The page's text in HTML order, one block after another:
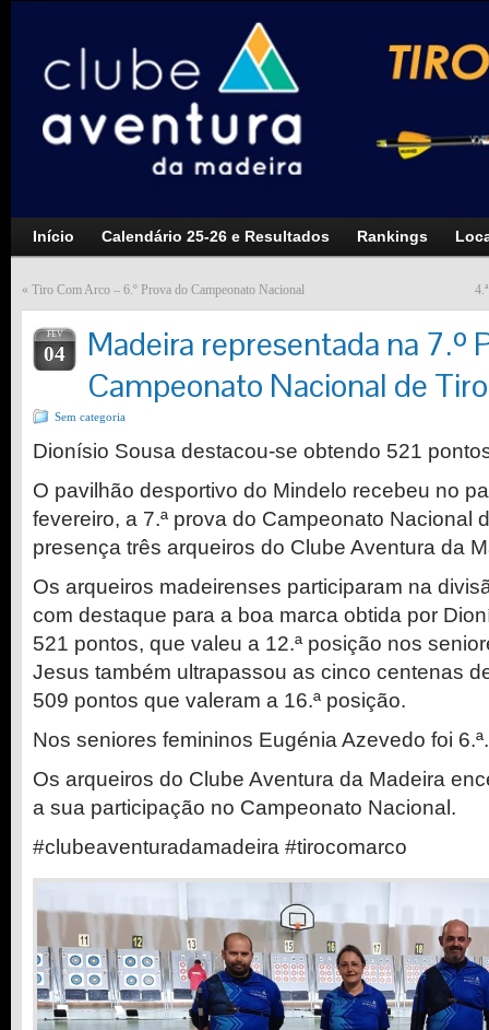
Início Calendário 25-26 e Resultados Rankings
« Tiro Com Arco – 6.º Prova do Campeonato Nacional
FEV
04
Madeira representada na 7.º
Campeonato Nacional de
Sem categoria
Dionísio Sousa destacou-se obtendo 521
O pavilhão desportivo do Mindelo recebeu no
fevereiro, a 7.ª prova do Campeonato Nacional
presença três arqueiros do Clube Aventura da
Os arqueiros madeirenses participaram na
com destaque para a boa marca obtida por
521 pontos, que valeu a 12.ª posição nos
Jesus também ultrapassou as cinco centenas
509 pontos que valeram a 16.ª posição.
Nos seniores femininos Eugénia Azevedo foi 6.ª.
Os arqueiros do Clube Aventura da Madeira
a sua participação no Campeonato Nacional.
#clubeaventuradamadeira #tirocomarco